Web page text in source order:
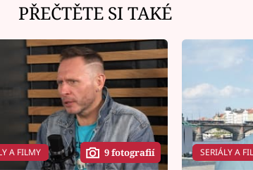
PŘEČTĚTE SI TAKÉ
A FILMY 9 fotografií SERIÁLY A